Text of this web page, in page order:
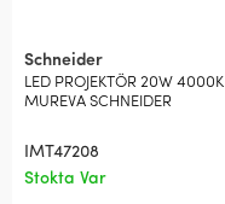
Schneider
LED PROJEKTÖR 20W 4000K
MUREVA SCHNEIDER
IMT47208
Stokta Var